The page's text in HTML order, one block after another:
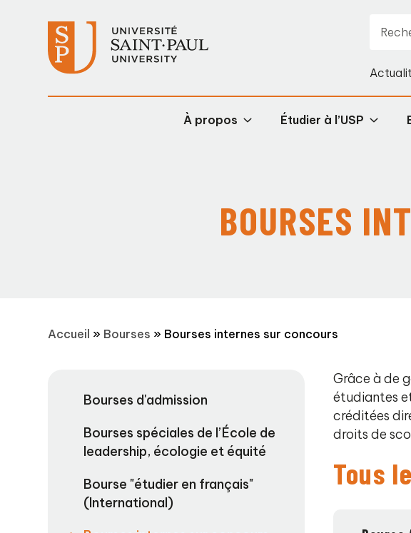
À propos Étudier à l’USP
BOURSES
Accueil » Bourses » Bourses internes sur concours
Bourses d'admission
Bourses spéciales de l’École de
leadership, écologie et équité
Bourse "étudier en français"
(International)
Grâce à de
étudiantes
créditées
droits de
Tous